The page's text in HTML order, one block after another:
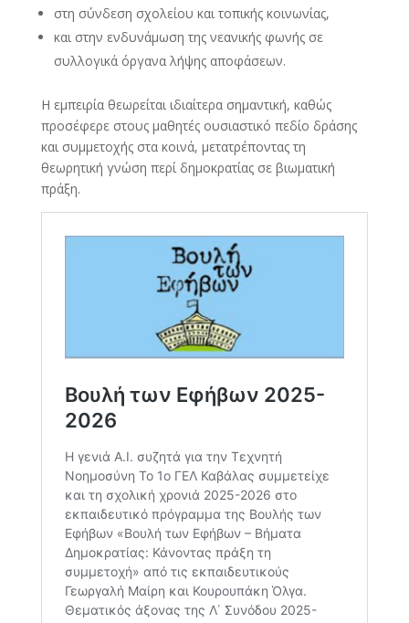
στη σύνδεση σχολείου και τοπικής κοινωνίας,
και στην ενδυνάμωση της νεανικής φωνής σε
συλλογικά όργανα λήψης αποφάσεων.
Η εμπειρία θεωρείται ιδιαίτερα σημαντική, καθώς
προσέφερε στους μαθητές ουσιαστικό πεδίο δράσης
και συμμετοχής στα κοινά, μετατρέποντας τη
θεωρητική γνώση περί δημοκρατίας σε βιωματική
πράξη.